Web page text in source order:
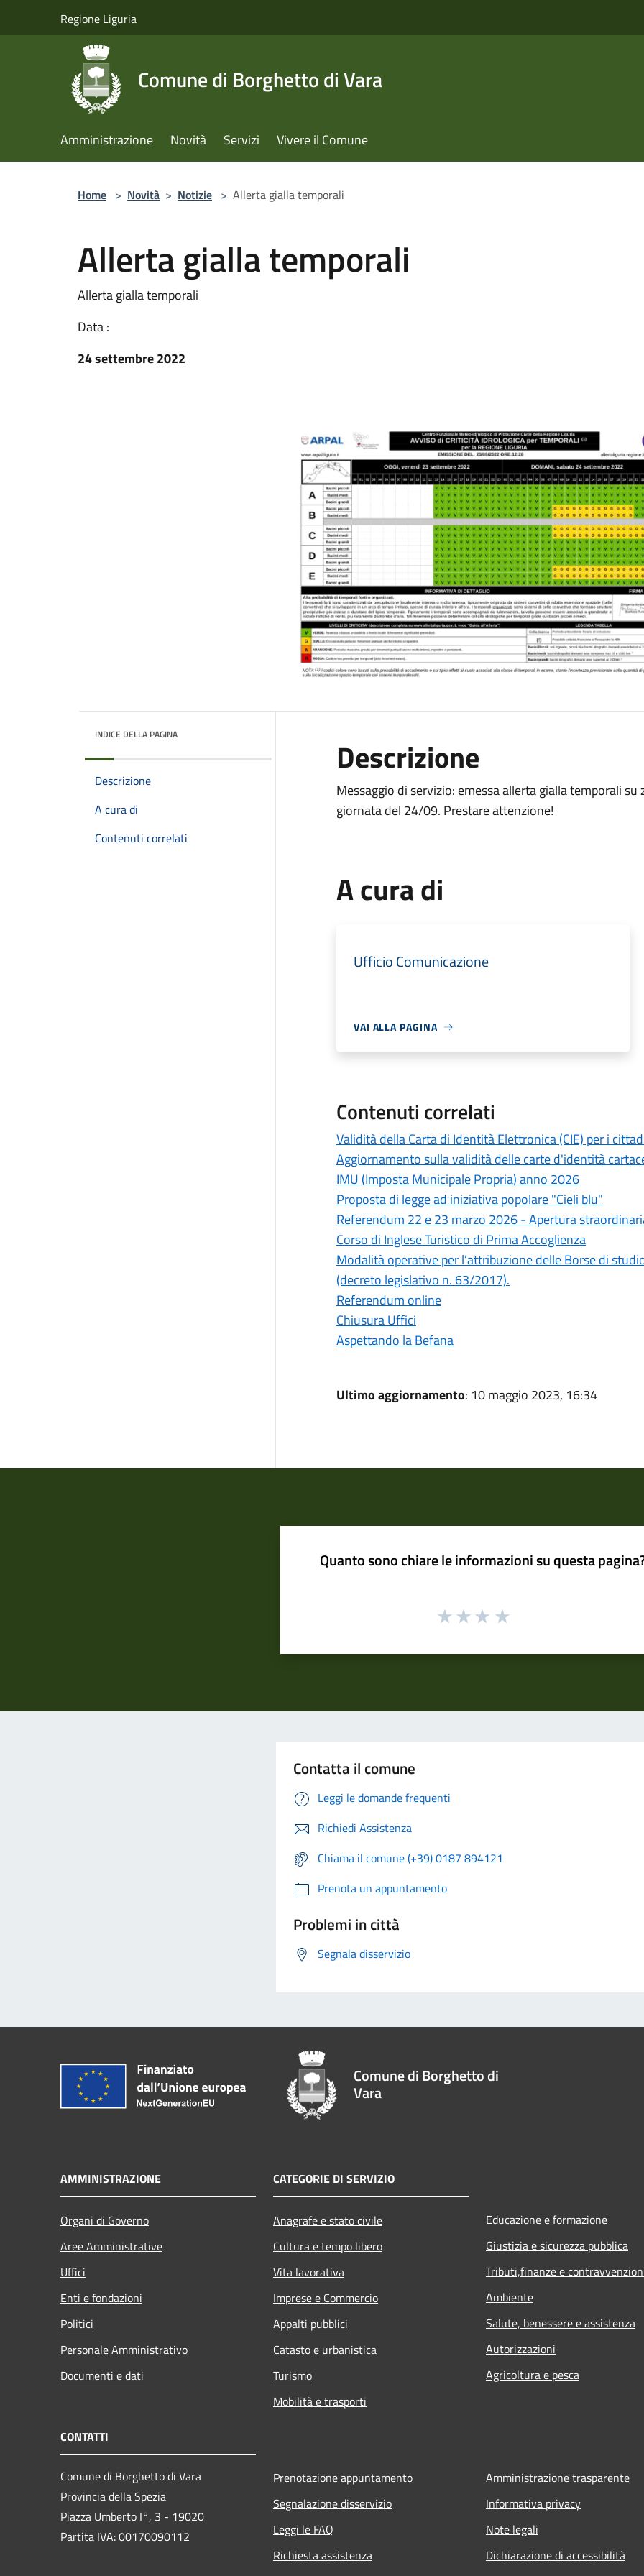
Regione Liguria
Comune di Borghetto di Vara
Amministrazione Novità Servizi Vivere il Comune
Home > Novità > Notizie > Allerta gialla temporali
Allerta gialla temporali
Allerta gialla temporali
Data :
24 settembre 2022
INDICE DELLA PAGINA
Descrizione
A cura di
Contenuti correlati
Descrizione
Messaggio di servizio: emessa allerta gialla temporali
giornata del 24/09. Prestare attenzione!
A cura di
Ufficio Comunicazione
VAI ALLA PAGINA
Contenuti correlati
Validità della Carta di Identità Elettronica (CIE) per i
Aggiornamento sulla validità delle carte d'identità
IMU (Imposta Municipale Propria) anno 2026
Proposta di legge ad iniziativa popolare "Cieli blu"
Referendum 22 e 23 marzo 2026 - Apertura
Corso di Inglese Turistico di Prima Accoglienza
Modalità operative per l’attribuzione delle Borse di
(decreto legislativo n. 63/2017).
Referendum online
Chiusura Uffici
Aspettando la Befana
Ultimo aggiornamento: 10 maggio 2023, 16:34
Quanto sono chiare le informazioni su questa
Contatta il comune
Leggi le domande frequenti
Richiedi Assistenza
Chiama il comune (+39) 0187 894121
Prenota un appuntamento
Problemi in città
Segnala disservizio
Comune di Borghetto di
Vara
AMMINISTRAZIONE
Organi di Governo
Aree Amministrative
Uffici
Enti e fondazioni
Politici
Personale Amministrativo
Documenti e dati
CATEGORIE DI SERVIZIO
Anagrafe e stato civile
Cultura e tempo libero
Vita lavorativa
Imprese e Commercio
Appalti pubblici
Catasto e urbanistica
Turismo
Mobilità e trasporti
Educazione e formazione
Giustizia e sicurezza pubblica
Tributi,finanze e
Ambiente
Salute, benessere e assistenza
Autorizzazioni
Agricoltura e pesca
CONTATTI
Comune di Borghetto di Vara
Provincia della Spezia
Piazza Umberto I°, 3 - 19020
Partita IVA: 00170090112
Prenotazione appuntamento
Segnalazione disservizio
Leggi le FAQ
Richiesta assistenza
Amministrazione trasparente
Informativa privacy
Note legali
Dichiarazione di accessibilità